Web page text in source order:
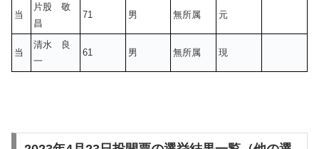
当
片股 敬
昌
71 男 無所属 元
当
清水 良
一
61 男 無所属 現